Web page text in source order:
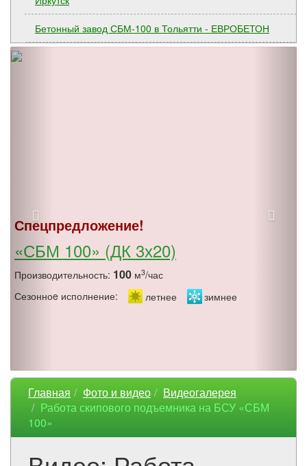
Бетонный завод СБМ-100 в Тольятти - ЕВРОБЕТОН
Спецпредложение!
«СБМ 100» (ДК 3х20)
Производительность: 100 м3/час
Сезонноe исполнение:
летнее зимнее
Главная Фото и видео
Видеогалерея
Работа скипового подъемника на БСУ «СБМ
100»